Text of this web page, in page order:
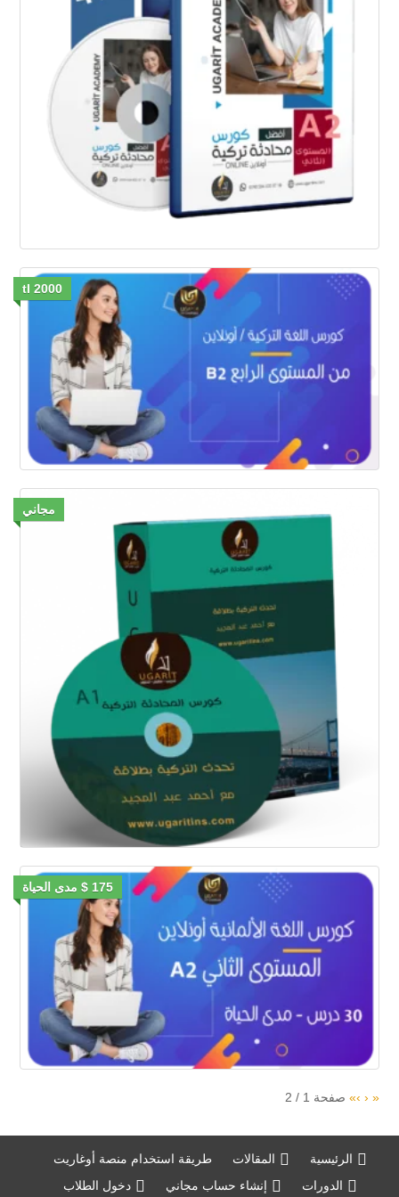
2000 tl
مجاني
175 $ مدى الحياة
«
‹
›
» صفحة 1
/
2
الرئيسية المقالات
طريقة استخدام منصة أوغاريت
الدورات
إنشاء حساب مجاني دخول الطلاب